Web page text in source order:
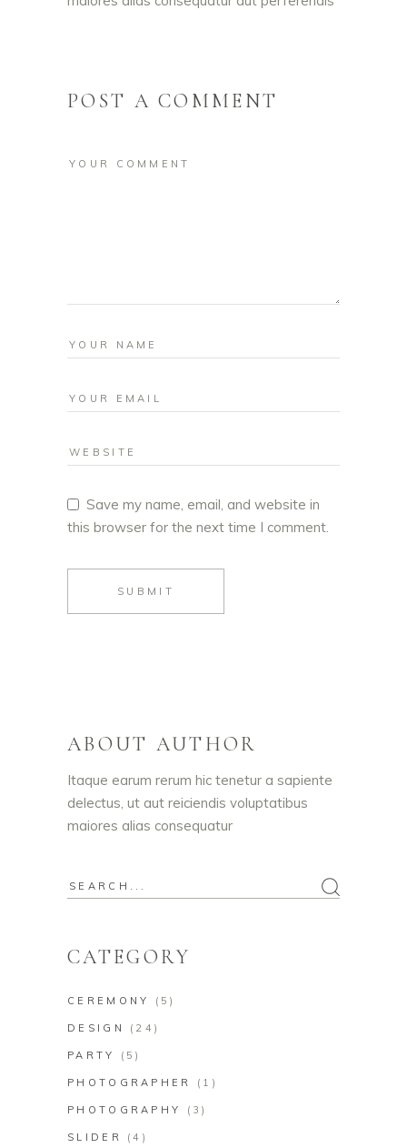
POST A COMMENT
Save my name, email, and website in
this browser for the next time I comment.
SUBMIT
ABOUT AUTHOR
Itaque earum rerum hic tenetur a sapiente
delectus, ut aut reiciendis voluptatibus
maiores alias consequatur
Search
CATEGORY
CEREMONY (5)
DESIGN (24)
PARTY (5)
PHOTOGRAPHER (1)
PHOTOGRAPHY (3)
SLIDER (4)